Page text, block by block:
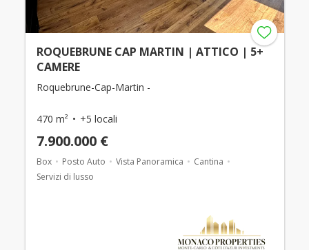
ROQUEBRUNE CAP MARTIN | ATTICO | 5+
CAMERE
Roquebrune-Cap-Martin -
470 m² +5 locali
7.900.000 €
Box Posto Auto Vista Panoramica
Cantina
Servizi di lusso